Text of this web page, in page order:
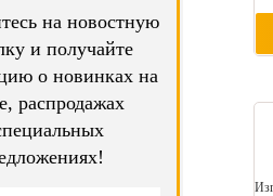
на новостную
и получайте
о новинках на
распродажах